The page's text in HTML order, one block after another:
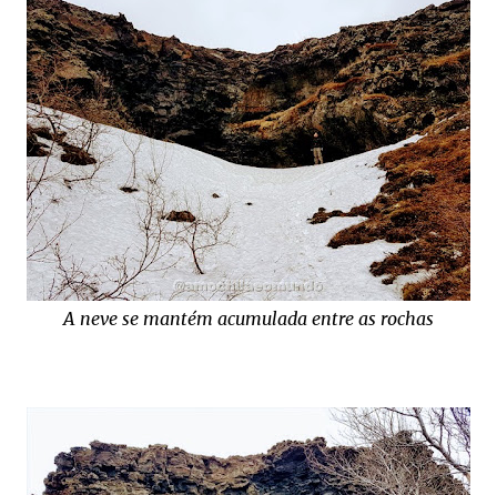
A neve se mantém acumulada entre as rochas